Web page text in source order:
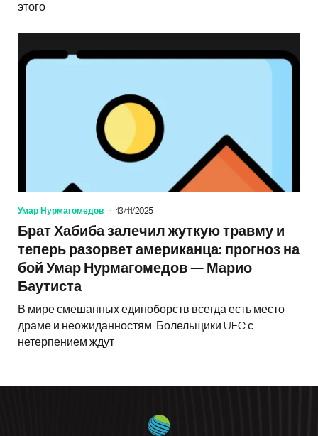
этого
Умар Нурмагомедов 13/11/2025
Брат Хабиба залечил жуткую травму и
теперь разорвет американца: прогноз на
бой Умар Нурмагомедов — Марио
Баутиста
В мире смешанных единоборств всегда есть место
драме и неожиданностям. Болельщики UFC с
нетерпением ждут